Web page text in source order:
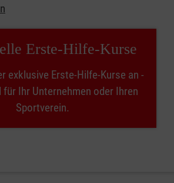
Erste-Hilfe-Kurse
exklusive Erste-Hilfe-Kurse an -
für Ihr Unternehmen oder Ihren
Sportverein.